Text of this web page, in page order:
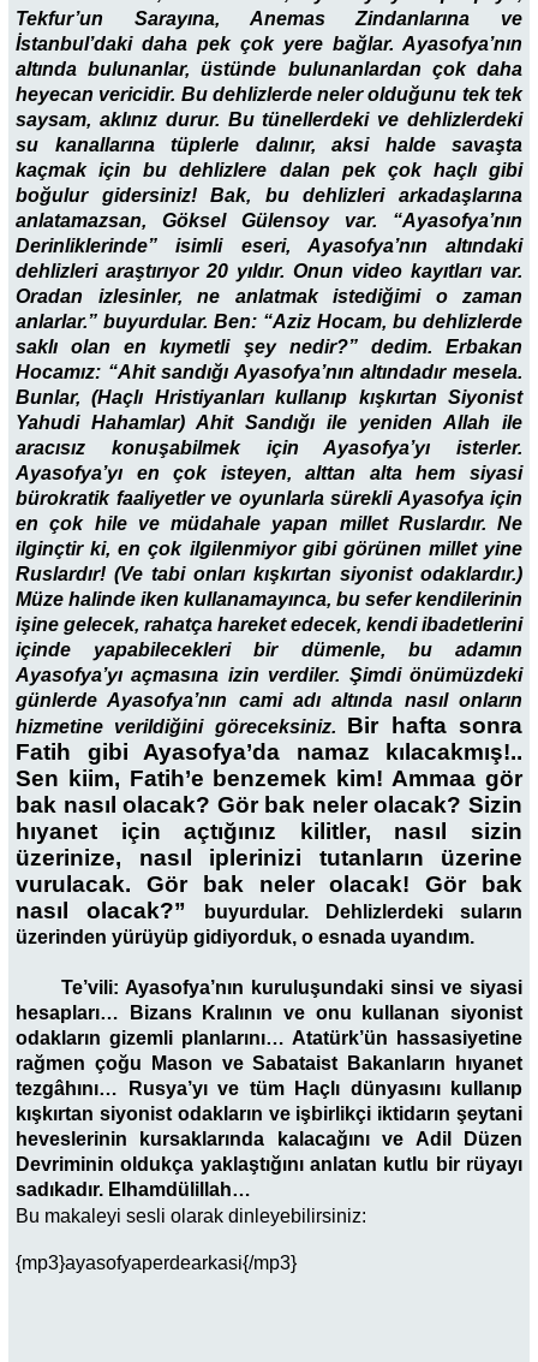
Tekfur’un Sarayına, Anemas Zindanlarına ve
İstanbul’daki daha pek çok yere bağlar. Ayasofya’nın
altında bulunanlar, üstünde bulunanlardan çok daha
heyecan vericidir. Bu dehlizlerde neler olduğunu tek tek
saysam, aklınız durur. Bu tünellerdeki ve dehlizlerdeki
su kanallarına tüplerle dalınır, aksi halde savaşta
kaçmak için bu dehlizlere dalan pek çok haçlı gibi
boğulur gidersiniz! Bak, bu dehlizleri arkadaşlarına
anlatamazsan, Göksel Gülensoy var. “Ayasofya’nın
Derinliklerinde” isimli eseri, Ayasofya’nın altındaki
dehlizleri araştırıyor 20 yıldır. Onun video kayıtları var.
Oradan izlesinler, ne anlatmak istediğimi o zaman
anlarlar.” buyurdular. Ben: “Aziz Hocam, bu dehlizlerde
saklı olan en kıymetli şey nedir?” dedim. Erbakan
Hocamız: “Ahit sandığı Ayasofya’nın altındadır mesela.
Bunlar, (Haçlı Hristiyanları kullanıp kışkırtan Siyonist
Yahudi Hahamlar) Ahit Sandığı ile yeniden Allah ile
aracısız konuşabilmek için Ayasofya’yı isterler.
Ayasofya’yı en çok isteyen, alttan alta hem siyasi
bürokratik faaliyetler ve oyunlarla sürekli Ayasofya için
en çok hile ve müdahale yapan millet Ruslardır. Ne
ilginçtir ki, en çok ilgilenmiyor gibi görünen millet yine
Ruslardır! (Ve tabi onları kışkırtan siyonist odaklardır.)
Müze halinde iken kullanamayınca, bu sefer kendilerinin
işine gelecek, rahatça hareket edecek, kendi ibadetlerini
içinde yapabilecekleri bir dümenle, bu adamın
Ayasofya’yı açmasına izin verdiler. Şimdi önümüzdeki
günlerde Ayasofya’nın cami adı altında nasıl onların
hizmetine verildiğini göreceksiniz. Bir hafta sonra
Fatih gibi Ayasofya’da namaz kılacakmış!..
Sen kiim, Fatih’e benzemek kim! Ammaa gör
bak nasıl olacak? Gör bak neler olacak? Sizin
hıyanet için açtığınız kilitler, nasıl sizin
üzerinize, nasıl iplerinizi tutanların üzerine
vurulacak. Gör bak neler olacak! Gör bak
nasıl olacak?”
buyurdular. Dehlizlerdeki suların
üzerinden yürüyüp gidiyorduk, o esnada uyandım.
Te’vili: Ayasofya’nın kuruluşundaki sinsi ve siyasi
hesapları… Bizans Kralının ve onu kullanan siyonist
odakların gizemli planlarını… Atatürk’ün hassasiyetine
rağmen çoğu Mason ve Sabataist Bakanların hıyanet
tezgâhını… Rusya’yı ve tüm Haçlı dünyasını kullanıp
kışkırtan siyonist odakların ve işbirlikçi iktidarın şeytani
heveslerinin kursaklarında kalacağını ve Adil Düzen
Devriminin oldukça yaklaştığını anlatan kutlu bir rüyayı
sadıkadır. Elhamdülillah…
Bu makaleyi sesli olarak dinleyebilirsiniz:
{mp3}ayasofyaperdearkasi{/mp3}